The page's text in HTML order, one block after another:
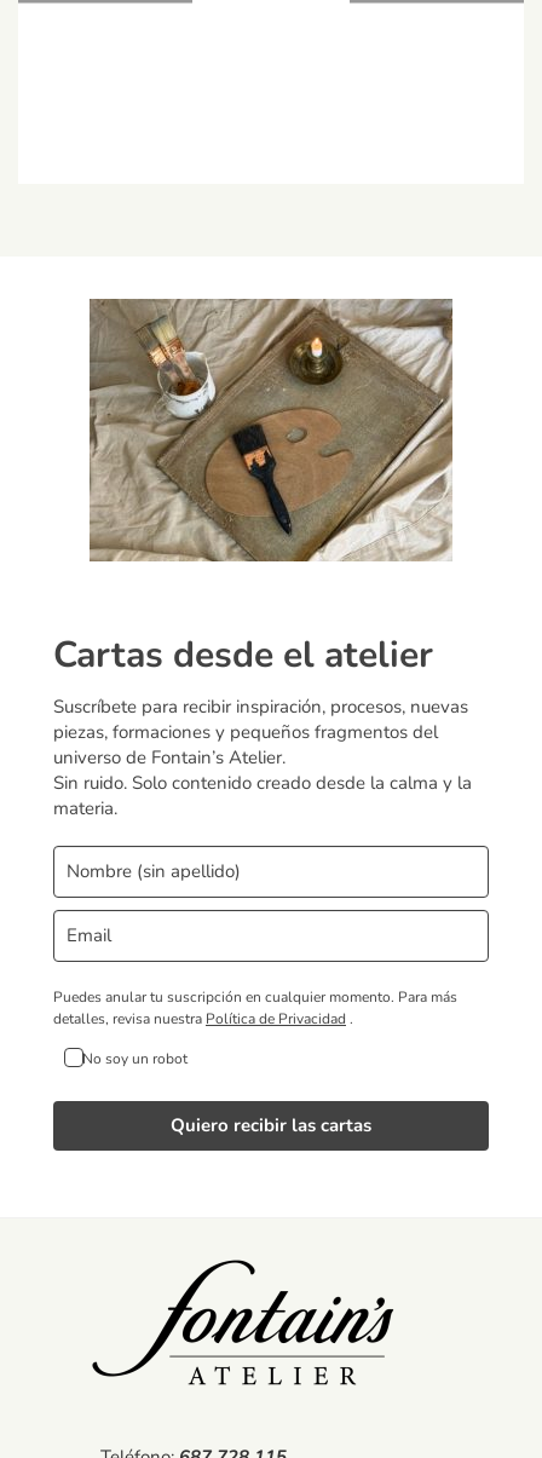
Cartas desde el atelier
Suscríbete para recibir inspiración, procesos, nuevas
piezas, formaciones y pequeños fragmentos del
universo de Fontain’s Atelier.
Sin ruido. Solo contenido creado desde la calma y la
materia.
Puedes anular tu suscripción en cualquier momento. Para más
detalles, revisa nuestra Política de Privacidad .
No soy un robot
Quiero recibir las cartas